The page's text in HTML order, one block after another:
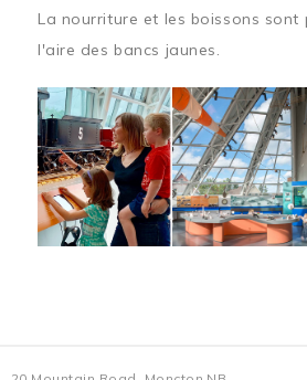
La nourriture et les boissons sont
l'aire des bancs jaunes.